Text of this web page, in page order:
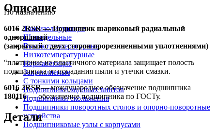
По назначению
Токоизолирующие
Шпиндельные
Высокотемпературные
Низкотемпературные
Нержавеющие
Закрепляемые
С тонкими кольцами
Подшипники ходовых винтов
Подшипники скольжения
Подшипники поворотных столов и опорно-поворотные
устройства
Подшипниковые узлы с корпусами
Описание
6016 2RSR — Подшипник шариковый радиальный
однорядный
(закрытый с двух сторон прорезиненными уплотнениями)
“плотнение из пластичного материала защищает полость
подшипника от попадания пыли и утечки смазки.
6016 2RSR— международное обозначение подшипника
180116— обозначение подшипника по ГОСТу.
Детали